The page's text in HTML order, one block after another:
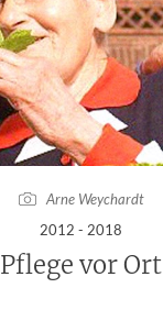
Arne Weychardt
2012 - 2018:
Pflege vor Ort